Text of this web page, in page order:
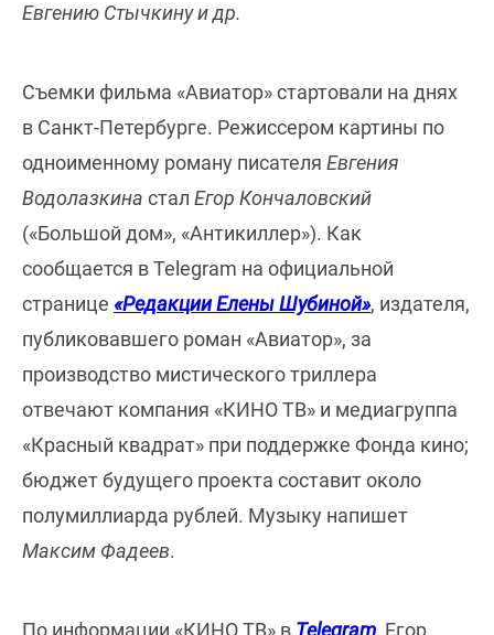
Евгению Стычкину и др.
Съемки фильма «Авиатор» стартовали на днях
в Санкт-Петербурге. Режиссером картины по
одноименному роману писателя Евгения
Водолазкина стал Егор Кончаловский
(«Большой дом», «Антикиллер»). Как
сообщается в Telegram на официальной
странице «Редакции Елены Шубиной», издателя,
публиковавшего роман «Авиатор», за
производство мистического триллера
отвечают компания «КИНО ТВ» и медиагруппа
«Красный квадрат» при поддержке Фонда кино;
бюджет будущего проекта составит около
полумиллиарда рублей. Музыку напишет
Максим Фадеев.
По информации «КИНО ТВ» в Telegram, Егор